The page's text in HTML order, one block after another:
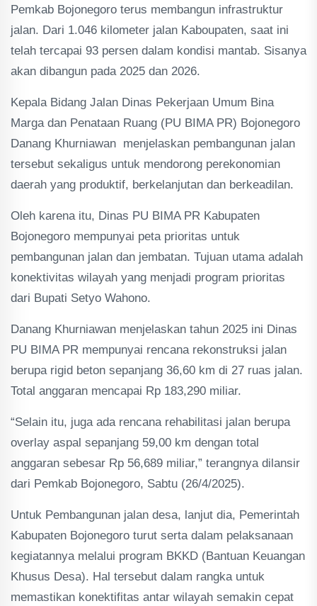
Pemkab Bojonegoro terus membangun infrastruktur
jalan. Dari 1.046 kilometer jalan Kaboupaten, saat ini
telah tercapai 93 persen dalam kondisi mantab. Sisanya
akan dibangun pada 2025 dan 2026.
Kepala Bidang Jalan Dinas Pekerjaan Umum Bina
Marga dan Penataan Ruang (PU BIMA PR) Bojonegoro
Danang Khurniawan menjelaskan pembangunan jalan
tersebut sekaligus untuk mendorong perekonomian
daerah yang produktif, berkelanjutan dan berkeadilan.
Oleh karena itu, Dinas PU BIMA PR Kabupaten
Bojonegoro mempunyai peta prioritas untuk
pembangunan jalan dan jembatan. Tujuan utama adalah
konektivitas wilayah yang menjadi program prioritas
dari Bupati Setyo Wahono.
Danang Khurniawan menjelaskan tahun 2025 ini Dinas
PU BIMA PR mempunyai rencana rekonstruksi jalan
berupa rigid beton sepanjang 36,60 km di 27 ruas jalan.
Total anggaran mencapai Rp 183,290 miliar.
“Selain itu, juga ada rencana rehabilitasi jalan berupa
overlay aspal sepanjang 59,00 km dengan total
anggaran sebesar Rp 56,689 miliar,” terangnya dilansir
dari Pemkab Bojonegoro, Sabtu (26/4/2025).
Untuk Pembangunan jalan desa, lanjut dia, Pemerintah
Kabupaten Bojonegoro turut serta dalam pelaksanaan
kegiatannya melalui program BKKD (Bantuan Keuangan
Khusus Desa). Hal tersebut dalam rangka untuk
memastikan konektifitas antar wilayah semakin cepat